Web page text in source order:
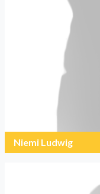
Niemi Ludwig